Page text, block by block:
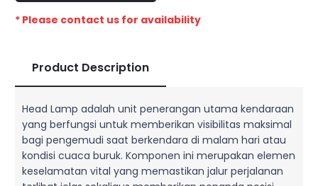
* Please contact us for availability
Product Description
Head Lamp adalah unit penerangan utama kendaraan
yang berfungsi untuk memberikan visibilitas maksimal
bagi pengemudi saat berkendara di malam hari atau
kondisi cuaca buruk. Komponen ini merupakan elemen
keselamatan vital yang memastikan jalur perjalanan